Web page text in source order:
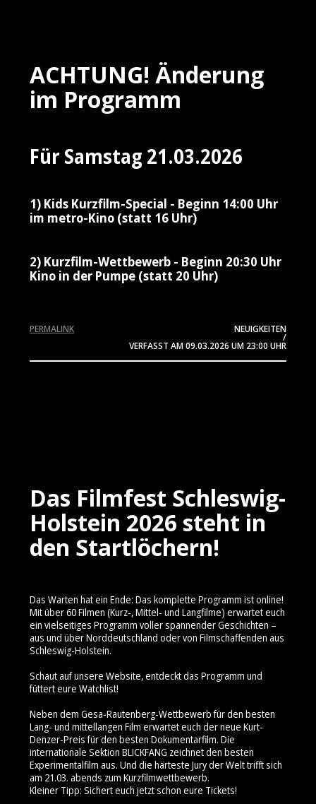
ACHTUNG! Änderung
im Programm
Für Samstag 21.03.2026
1) Kids Kurzfilm-Special - Beginn 14:00 Uhr
im metro-Kino (statt 16 Uhr)
2) Kurzfilm-Wettbewerb - Beginn 20:30 Uhr
Kino in der Pumpe (statt 20 Uhr)
NEUIGKEITEN
/
VERFASST AM09.03.2026 UM 23:00 UHR
PERMALINK
Das Filmfest Schleswig-
Holstein 2026 steht in
den Startlöchern!
Das Warten hat ein Ende: Das komplette Programm ist online!
Mit über 60 Filmen (Kurz-, Mittel- und Langfilme) erwartet euch
ein vielseitiges Programm voller spannender Geschichten –
aus und über Norddeutschland oder von Filmschaffenden aus
Schleswig-Holstein.
Schaut auf unsere Website, entdeckt das Programm und
füttert eure Watchlist!
Neben dem Gesa-Rautenberg-Wettbewerb für den besten
Lang- und mittellangen Film erwartet euch der neue Kurt-
Denzer-Preis für den besten Dokumentarfilm. Die
internationale Sektion BLICKFANG zeichnet den besten
Experimentalfilm aus. Und die härteste Jury der Welt trifft sich
am 21.03. abends zum Kurzfilmwettbewerb.
Kleiner Tipp: Sichert euch jetzt schon eure Tickets!